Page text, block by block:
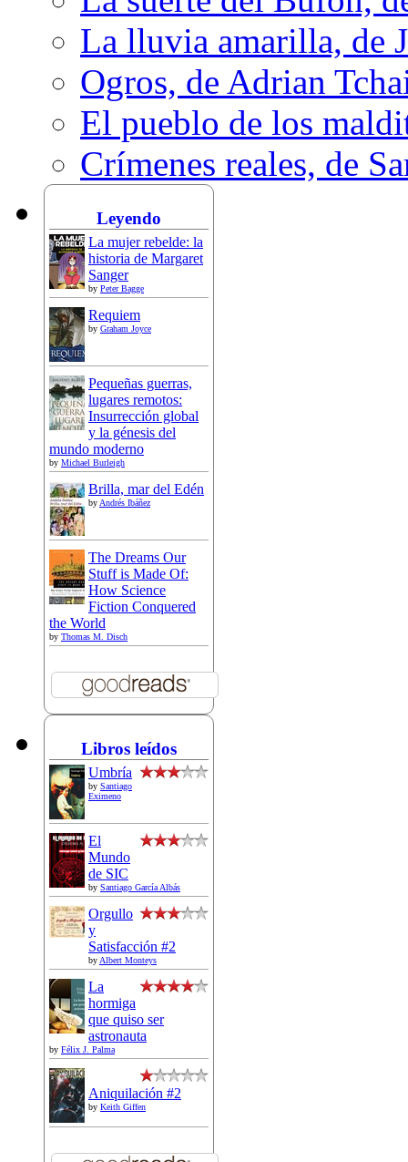
La lluvia amarilla, de
Ogros, de Adrian
El pueblo de los
Crímenes reales, de
Leyendo
La mujer rebelde: la
historia de Margaret
Sanger
by Peter Bagge
Requiem
by Graham Joyce
Pequeñas guerras,
lugares remotos:
Insurrección global
y la génesis del
mundo moderno
by Michael Burleigh
Brilla, mar del Edén
by Andrés Ibáñez
The Dreams Our
Stuff is Made Of:
How Science
Fiction Conquered
the World
by Thomas M. Disch
Libros leídos
Umbría
by Santiago
Eximeno
El
Mundo
de SIC
by Santiago García Albás
Orgullo
y
Satisfacción #2
by Albert Monteys
La
hormiga
que quiso ser
astronauta
by Félix J. Palma
Aniquilación #2
by Keith Giffen